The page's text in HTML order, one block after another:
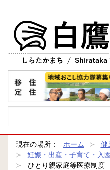
現在の場所： ホーム
健
妊娠・出産・子育て・入園
ひとり親家庭等医療制度